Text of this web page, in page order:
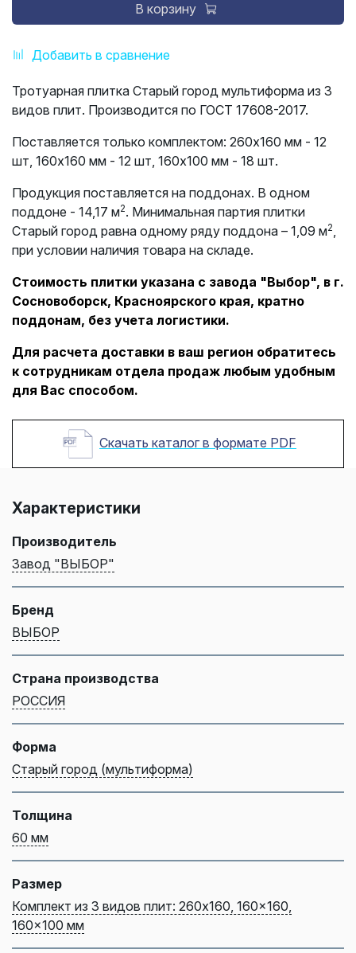
Добавить в сравнение
В корзину
Тротуарная плитка Старый город мультиформа из 3
видов плит. Производится по ГОСТ 17608-2017.
Поставляется только комплектом: 260х160 мм - 12
шт, 160х160 мм - 12 шт, 160х100 мм - 18 шт.
Продукция поставляется на поддонах. В одном
поддоне - 14,17 м2. Минимальная партия плитки
Старый город равна одному ряду поддона – 1,09 м2
при условии наличия товара на складе.
Стоимость плитки указана с завода "Выбор", в г.
Сосновоборск, Красноярского края, кратно
поддонам, без учета логистики.
Для расчета доставки в ваш регион обратитесь
к сотрудникам отдела продаж любым удобным
для Вас способом.
Скачать каталог в формате PDF
Характеристики
Производитель
Завод "ВЫБОР"
Бренд
ВЫБОР
Страна производства
РОССИЯ
Форма
Старый город (мультиформа)
Толщина
60 мм
Размер
Комплект из 3 видов плит: 260x160, 160x160,
160x100 мм